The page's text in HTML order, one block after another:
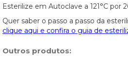
Esterilize em Autoclave a 121°C por
Quer saber o passo a passo da
clique aqui e confira o guia de
Outros produtos: